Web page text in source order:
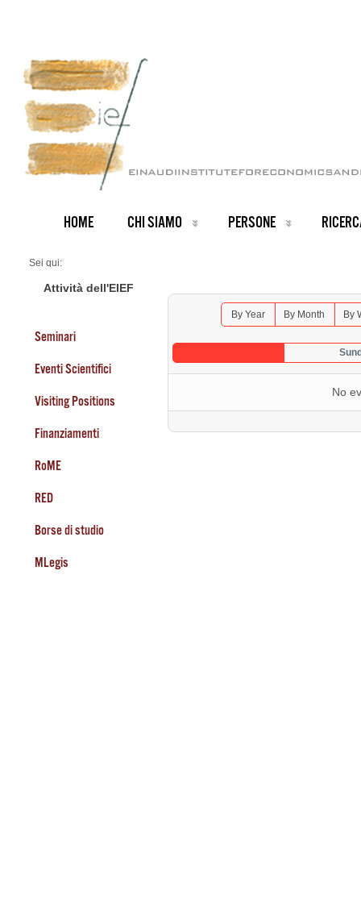
HOME CHI SIAMO PERSONE
Sei qui:
Seminars 2026
Attività dell'EIEF
Seminari
Eventi Scientifici
Visiting Positions
Finanziamenti
RoME
RED
Borse di studio
MLegis
By Year By Month By
No